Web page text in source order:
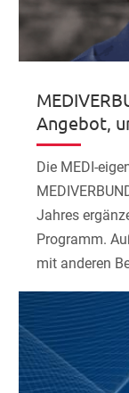
Angebot,
Die MEDI-
Jahres
Programm.
mit anderen